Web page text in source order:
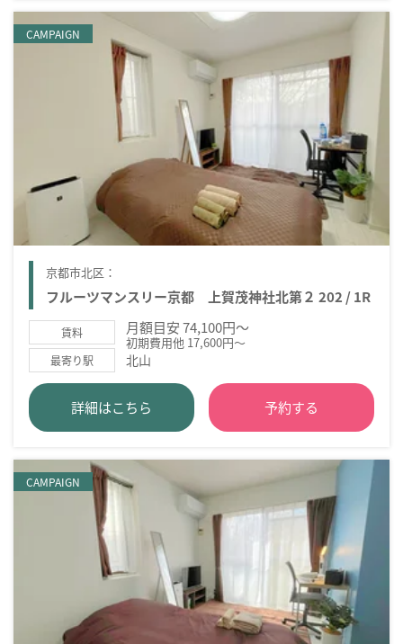
CAMPAIGN
京都市北区：
フルーツマンスリー京都 上賀茂神社北第２ 202 / 1R
賃料 月額目安 74,100円～
初期費用他 17,600円～
最寄り駅 北山
詳細はこちら 予約する
CAMPAIGN